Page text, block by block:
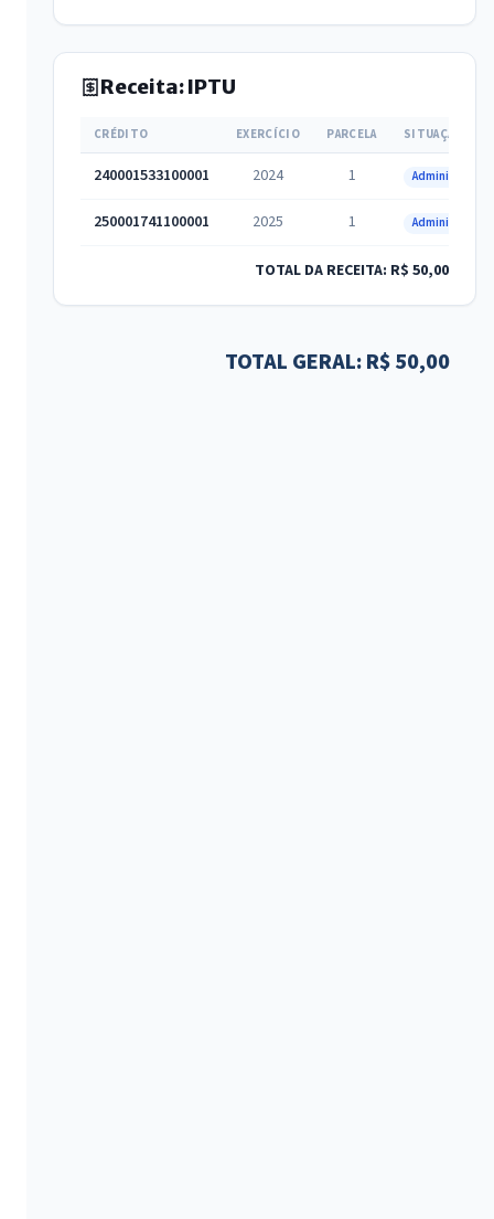
Receita: IPTU
CRÉDITO EXERCÍCIO PARCELA SITUAÇÃO
240001533100001 2024 1 Administrativa
250001741100001 2025 1 Administrativa
TOTAL DA RECEITA: R$ 50,00
TOTAL GERAL: R$ 50,00